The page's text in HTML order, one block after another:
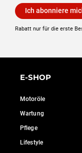
Ich abonniere
Rabatt nur für die erste
E-SHOP
Motoröle
Wartung
Pflege
Lifestyle